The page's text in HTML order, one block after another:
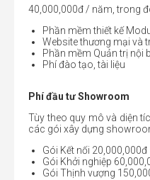
40,000,000đ / năm, trong
Phần mềm thiết kế
Website thương mại và
Phần mềm Quản trị nội
Phí đào tạo, tài liệu
Phí đầu tư Showroom
Tùy theo quy mô và diện
các gói xây dựng
Gói Kết nối 20,000,000đ
Gói Khởi nghiệp
Gói Thịnh vượng